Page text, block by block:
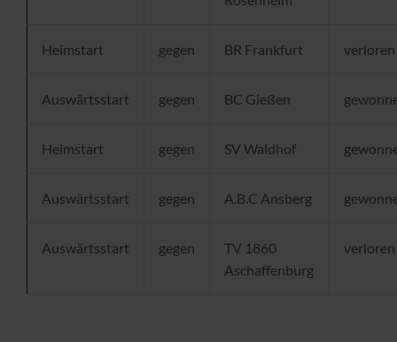
Heimstart gegen BR Frankfurt verloren
Auswärtsstart gegen BC Gießen
Heimstart gegen SV Waldhof
Auswärtsstart gegen A.B.C Ansberg
Auswärtsstart gegen
TV 1860
Aschaffenburg
verloren